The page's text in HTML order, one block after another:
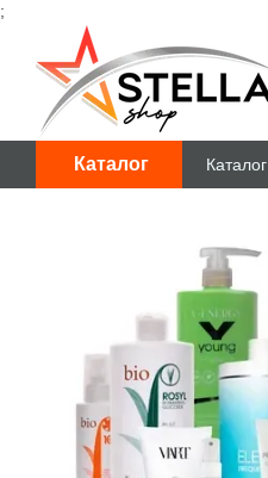
;
Перейти к основному контенту
Каталог Каталог